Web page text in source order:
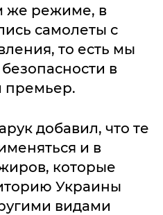
же режиме, в
самолеты с
то есть мы
в
премьер.
добавил, что те
и в
которые
Украины
видами